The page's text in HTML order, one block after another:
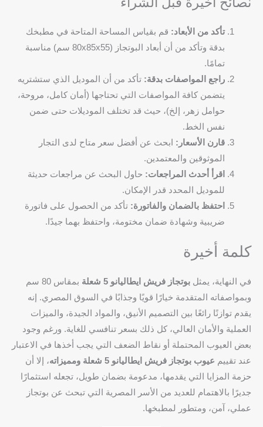
تأكد من الأبعاد: قم بقياس المساحة المتاحة في مطبخك
بدقة وتأكد من أن أبعاد البوتجاز (80x85x55 سم) مناسبة
تمامًا.
راجع المواصفات بدقة: تأكد من أن الموديل الذي ستشتريه
يتضمن كافة المواصفات التي تحتاجها (أمان كامل، مروحة،
حوامل زهر، إلخ)، حيث قد تختلف الموديلات حتى ضمن
نفس الخط.
قارن الأسعار: ابحث عن أفضل سعر متاح لدى التجار
الموثوقين والمعتمدين.
اقرأ أحدث المراجعات: حاول البحث عن مراجعات حديثة
للموديل المحدد قدر الإمكان.
احتفظ بالضمان والفاتورة: تأكد من الحصول على فاتورة
ضريبية وشهادة ضمان مختومة، واحتفظ بهما جيدًا.
كلمة أخيرة
في النهاية، يمثل بوتجاز فريش ايطاليانو 5 شعلة
بمقاس 80 سم
وبمواصفاته المتقدمة خيارًا قويًا وجذابًا في السوق المصري. إنه
يقدم توازنًا رائعًا بين التصميم الأنيق، والمواد الجيدة، والميزات
العملية والأمان العالي، كل ذلك بسعر تنافسي للغاية. ورغم وجود
بعض العيوب المحتملة أو نقاط الضعف التي يجب أخذها في الاعتبار
عند تقييم عيوب بوتجاز فريش ايطاليانو 5 شعلة ومميزاته
، إلا أن
حزمة المزايا التي يقدمها، مدعومة بضمان طويل، تجعله استثمارًا
جديرًا بالاهتمام للعديد من الأسر المصرية التي تبحث عن بوتجاز
عملي، آمن، ومتطور لمطبخها.